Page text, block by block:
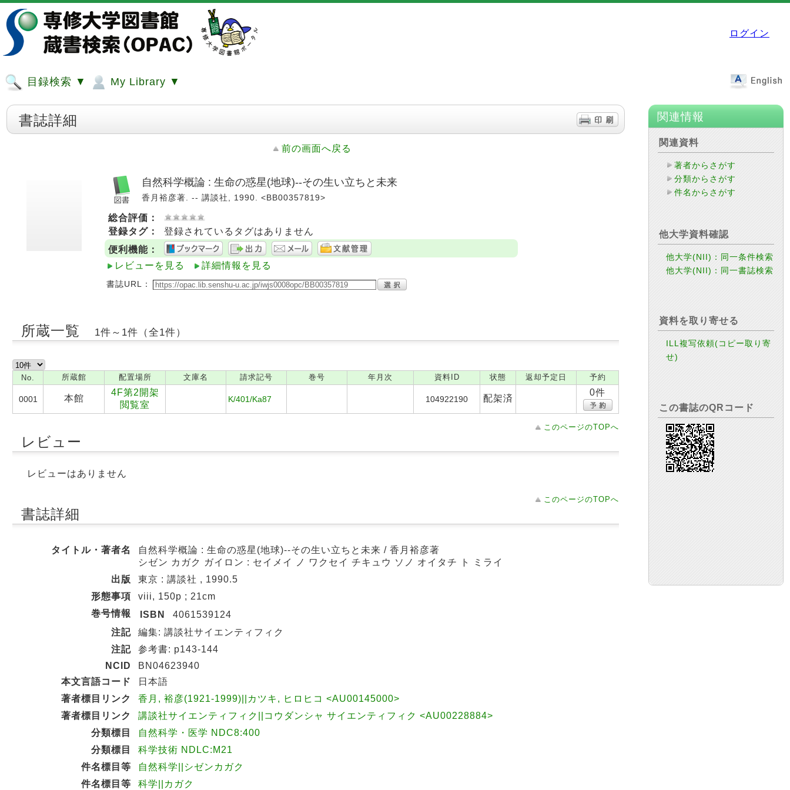
ログイン
目録検索 ▼ My Library ▼
書誌詳細
前の画面へ戻る
自然科学概論 : 生命の惑星(地球)--その生い立ちと未来
香月裕彦著. -- 講談社, 1990. <BB00357819>
総合評価：
登録タグ：
登録されているタグはありません
便利機能：
レビューを見る
詳細情報を見る
書誌URL：
所蔵一覧 1件～1件（全1件）
No. 所蔵館 配置場所 文庫名 請求記号 巻号 年月次 資料ID 状態 返却予定日 予約
0001 本館
4F第2開架
閲覧室
K/401/Ka87 104922190 配架済
0件
このページのTOPへ
レビュー
レビューはありません
このページのTOPへ
書誌詳細
タイトル・著者名
自然科学概論 : 生命の惑星(地球)--その生い立ちと未来 / 香月裕彦著
シゼン カガク ガイロン : セイメイ ノ ワクセイ チキュウ ソノ オイタチ ト ミライ
出版
東京 : 講談社 , 1990.5
形態事項
viii, 150p ; 21cm
巻号情報
ISBN
4061539124
注記
編集: 講談社サイエンティフィク
注記
参考書: p143-144
NCID
BN04623940
本文言語コード
日本語
著者標目リンク
香月, 裕彦(1921-1999)||カツキ, ヒロヒコ <AU00145000>
著者標目リンク
講談社サイエンティフィク||コウダンシャ サイエンティフィク <AU00228884>
分類標目
自然科学・医学 NDC8:400
分類標目
科学技術 NDLC:M21
件名標目等
自然科学||シゼンカガク
件名標目等
科学||カガク
関連情報
関連資料
著者からさがす
分類からさがす
件名からさがす
他大学資料確認
他大学(NII)：同一条件検索
他大学(NII)：同一書誌検索
資料を取り寄せる
ILL複写依頼(コピー取り寄
せ)
この書誌のQRコード